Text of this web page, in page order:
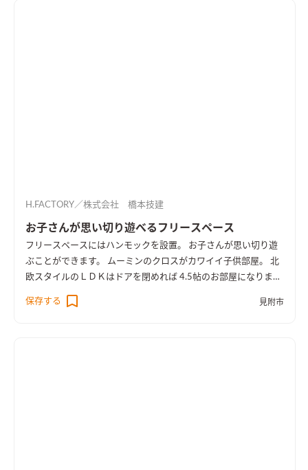
H.FACTORY／株式会社 橋本技建
お子さんが思い切り遊べるフリースペース
フリースペースにはハンモックを設置。 お子さんが思い切り遊
ぶことができます。 ムーミンのクロスがカワイイ子供部屋。 北
欧スタイルのＬＤＫはドアを閉めれば 4.5帖のお部屋になりま
保存する
見附市